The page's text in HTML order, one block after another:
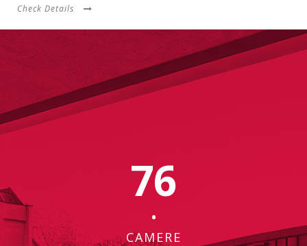
Check Details
76
•
CAMERE